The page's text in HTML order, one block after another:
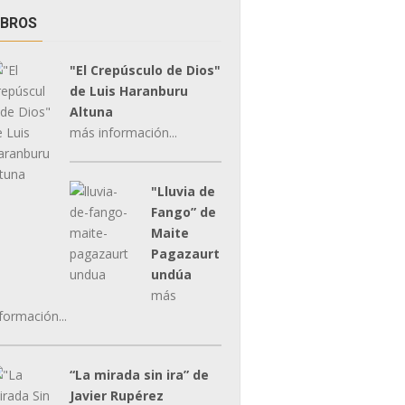
"El Crepúsculo de Dios"
de Luis Haranburu
Altuna
más información...
"Lluvia de
Fango” de
Maite
Pagazaurt
undúa
más
“La mirada sin ira” de
Javier Rupérez